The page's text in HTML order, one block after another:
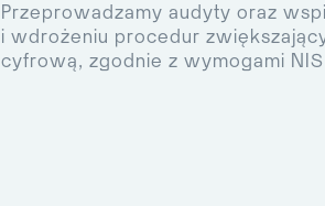
Przeprowadzamy audyty oraz
i wdrożeniu procedur
cyfrową, zgodnie z wymogami NIS